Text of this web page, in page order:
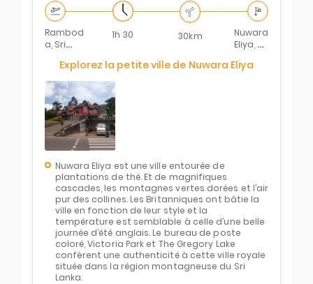
1h 30 30km
Rambod
a, Sri
Nuwara
Eliya, Sri
Explorez la petite ville de Nuwara Eliya
Nuwara Eliya est une ville entourée de
plantations de thé. Et de magnifiques
cascades, les montagnes vertes dorées et l’air
pur des collines. Les Britanniques ont bâtie la
ville en fonction de leur style et la
température est semblable à celle d’une belle
journée d’été anglais. Le bureau de poste
coloré, Victoria Park et The Gregory Lake
confèrent une authenticité à cette ville royale
située dans la région montagneuse du Sri
Lanka.